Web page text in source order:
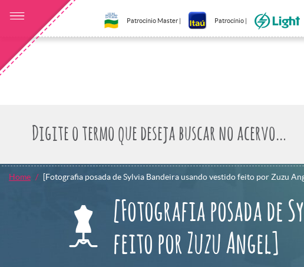
Patrocínio Master | Patrocínio |
Home [Fotografia posada de Sylvia Bandeira usando vestido feito por Zuzu
[Fotografia posada de
feito por Zuzu Angel]